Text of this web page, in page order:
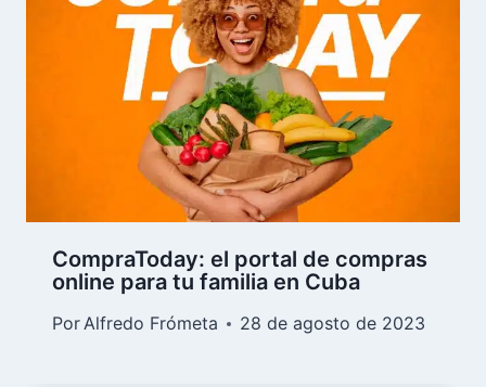
CompraToday: el portal de compras
online para tu familia en Cuba
PorAlfredo Frómeta 28 de agosto de 2023